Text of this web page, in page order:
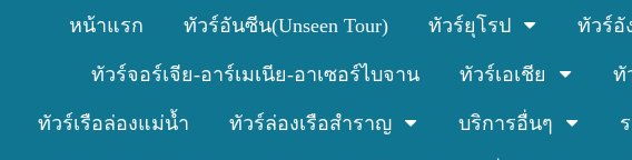
หน้าแรก ทัวร์อันซีน(Unseen Tour) ทัวร์ยุโรป ทัวร์อั
ทัวร์จอร์เจีย-อาร์เมเนีย-อาเซอร์ไบจาน ทัวร์เอเชีย ทั
ทัวร์เรือล่องแม่น้ำ ทัวร์ล่องเรือสำราญ บริการอื่นๆ